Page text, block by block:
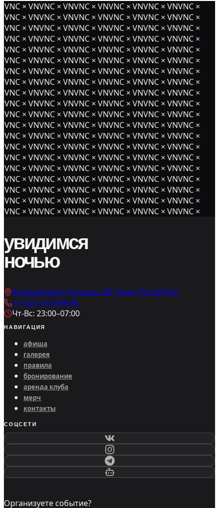
× VNVNC × VNVNC × VNVNC × VNVNC × VNVNC ×
× VNVNC × VNVNC × VNVNC × VNVNC × VNVNC ×
× VNVNC × VNVNC × VNVNC × VNVNC × VNVNC ×
× VNVNC × VNVNC × VNVNC × VNVNC × VNVNC ×
× VNVNC × VNVNC × VNVNC × VNVNC × VNVNC ×
× VNVNC × VNVNC × VNVNC × VNVNC × VNVNC ×
× VNVNC × VNVNC × VNVNC × VNVNC × VNVNC ×
× VNVNC × VNVNC × VNVNC × VNVNC × VNVNC ×
× VNVNC × VNVNC × VNVNC × VNVNC × VNVNC ×
× VNVNC × VNVNC × VNVNC × VNVNC × VNVNC ×
× VNVNC × VNVNC × VNVNC × VNVNC × VNVNC ×
× VNVNC × VNVNC × VNVNC × VNVNC × VNVNC ×
× VNVNC × VNVNC × VNVNC × VNVNC × VNVNC ×
× VNVNC × VNVNC × VNVNC × VNVNC × VNVNC ×
× VNVNC × VNVNC × VNVNC × VNVNC × VNVNC ×
× VNVNC × VNVNC × VNVNC × VNVNC × VNVNC ×
× VNVNC × VNVNC × VNVNC × VNVNC × VNVNC ×
× VNVNC × VNVNC × VNVNC × VNVNC × VNVNC ×
× VNVNC × VNVNC × VNVNC × VNVNC × VNVNC ×
× VNVNC × VNVNC × VNVNC × VNVNC × VNVNC ×
увидимся
ночью
Конюшенная площадь 2В, Санкт-Петербург
+7 (921) 410-44-40
Чт-Вс: 23:00–07:00
НАВИГАЦИЯ
афиша
галерея
правила
бронирование
аренда клуба
мерч
контакты
СОЦСЕТИ
Организуете событие?